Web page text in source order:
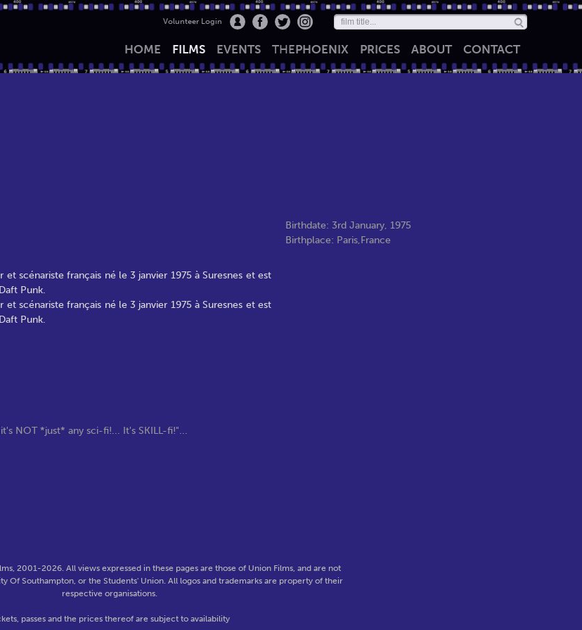
Volunteer Login
HOME FILMS EVENTS THEPHOENIX PRICES ABOUT CONTACT
Birthdate: 3rd January, 1975
Birthplace: Paris,France
scénariste français né le 3 janvier 1975 à Suresnes et est
Punk.
scénariste français né le 3 janvier 1975 à Suresnes et est
Punk.
NOT *just* any sci-fi!... It's SKILL-fi!"...
2001-2026. All views expressed in these pages are those of Union Films, and are not
Of Southampton, or the Students' Union. All logos and trademarks are property of their
respective organisations.
passes and the prices thereof are subject to availability